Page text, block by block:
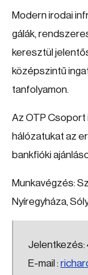
Modern irodai
gálák,
keresztül
középszintű
tanfolyamon.
Az OTP Csoport
hálózatukat az
bankfióki
Munkavégzés:
Nyíregyháza,
Jelentkezés:
E-mail :